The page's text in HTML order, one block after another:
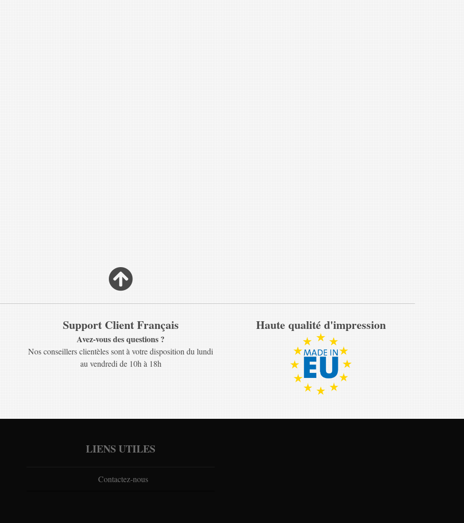
Support Client Français
Avez-vous des questions ?
Nos conseillers clientèles sont à votre disposition du lundi
au vendredi de 10h à 18h
Haute qualité d'impression
LIENS UTILES
Contactez-nous